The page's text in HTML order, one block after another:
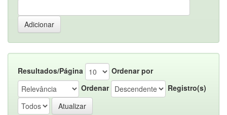
Resultados/Página
Ordenar por
Ordenar
Registro(s)